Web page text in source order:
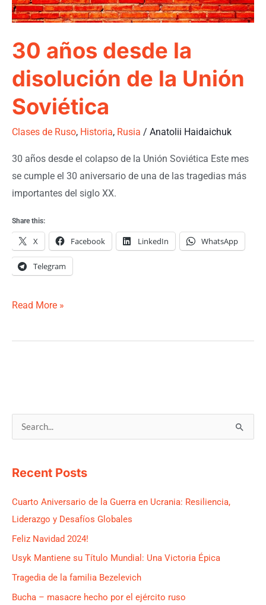
30 años desde la
disolución de la Unión
Soviética
Clases de Ruso, Historia, Rusia / Anatolii Haidaichuk
30 años desde el colapso de la Unión Soviética Este mes
se cumple el 30 aniversario de una de las tragedias más
importantes del siglo XX.​
Share this:
X Facebook LinkedIn WhatsApp
Telegram
Unión
Read More »
c
h
f
Recent Posts
Cuarto Aniversario de la Guerra en Ucrania: Resiliencia,
Liderazgo y Desafíos Globales
Feliz Navidad 2024!
Usyk Mantiene su Título Mundial: Una Victoria Épica
Tragedia de la familia Bezelevich
Bucha – masacre hecho por el ejército ruso